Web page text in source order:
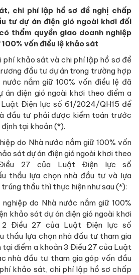
chi phí lập hồ sơ đề nghị chấp
tư dự án điện gió ngoài khơi đối
thẩm quyền giao doanh nghiệp
vốn điều lệ khảo sát
phí khảo sát và chi phí lập hồ sơ đề
đầu tư dự án trong trường hợp
nước nắm giữ 100% vốn điều lệ đã
án điện gió ngoài khơi theo điểm a
Điện lực số 61/2024/QH15 để
đầu tư phải được kiểm toán trước
tại khoản (*).
do Nhà nước nắm giữ 100% vốn
sát dự án điện gió ngoài khơi theo
27 của Luật Điện lực số
thầu lựa chọn nhà đầu tư và lựa
thầu thì thực hiện như sau (*):
do Nhà nước nắm giữ 100%
khảo sát dự án điện gió ngoài khơi
2 Điều 27 của Luật Điện lực số
thầu lựa chọn nhà đầu tư tham gia
tại điểm a khoản 3 Điều 27 của Luật
nhà đầu tư tham gia góp vốn đầu
khảo sát, chi phí lập hồ sơ chấp